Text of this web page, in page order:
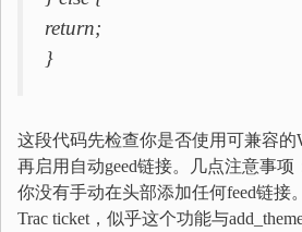
return;
}
这段代码先检查你是否使用可兼容的
再启用自动geed链接。几点注意事
你没有手动在头部添加任何feed链接
Trac ticket，似乎这个功能与